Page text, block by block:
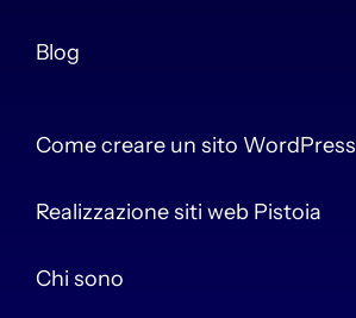
Blog
Come creare un sito WordPress
Realizzazione siti web Pistoia
Chi sono